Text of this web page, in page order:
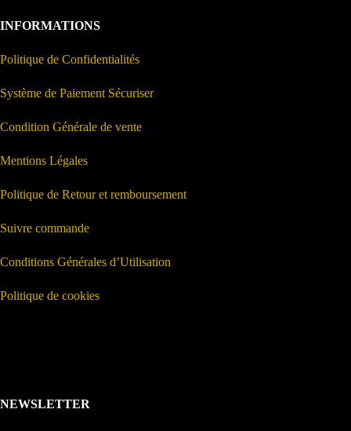
INFORMATIONS
Politique de Confidentialités
Système de Paiement Sécuriser
Condition Générale de vente
Mentions Légales
Politique de Retour et remboursement
Suivre commande
Conditions Générales d’Utilisation
Politique de cookies
NEWSLETTER